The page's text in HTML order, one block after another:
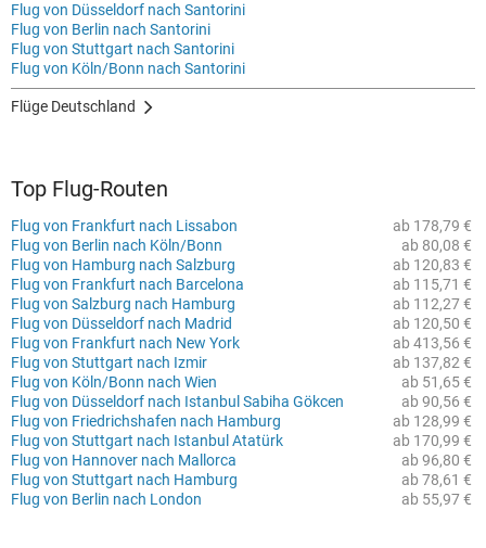
Flug von Düsseldorf nach Santorini
Flug von Berlin nach Santorini
Flug von Stuttgart nach Santorini
Flug von Köln/Bonn nach Santorini
Flüge Deutschland
Top Flug-Routen
ab 178,79 €
Flug von Frankfurt nach Lissabon
ab 80,08 €
Flug von Berlin nach Köln/Bonn
ab 120,83 €
Flug von Hamburg nach Salzburg
ab 115,71 €
Flug von Frankfurt nach Barcelona
ab 112,27 €
Flug von Salzburg nach Hamburg
ab 120,50 €
Flug von Düsseldorf nach Madrid
ab 413,56 €
Flug von Frankfurt nach New York
ab 137,82 €
Flug von Stuttgart nach Izmir
ab 51,65 €
Flug von Köln/Bonn nach Wien
ab 90,56 €
Flug von Düsseldorf nach Istanbul Sabiha Gökcen
ab 128,99 €
Flug von Friedrichshafen nach Hamburg
ab 170,99 €
Flug von Stuttgart nach Istanbul Atatürk
ab 96,80 €
Flug von Hannover nach Mallorca
ab 78,61 €
Flug von Stuttgart nach Hamburg
ab 55,97 €
Flug von Berlin nach London